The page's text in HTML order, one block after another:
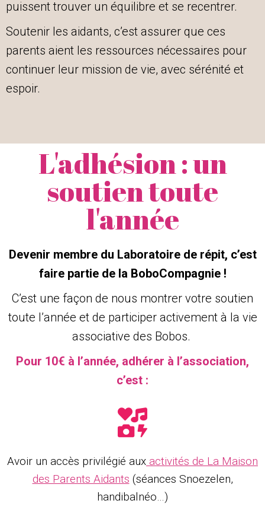
puissent trouver un équilibre et se recentrer.
Soutenir les aidants, c’est assurer que ces
parents aient les ressources nécessaires pour
continuer leur mission de vie, avec sérénité et
espoir.
L'adhésion : un
soutien toute
l'année
Devenir membre du Laboratoire de répit, c’est
faire partie de la BoboCompagnie !
C’est une façon de nous montrer votre soutien
toute l’année et de participer activement à la vie
associative des Bobos.
Pour 10€ à l’année, adhérer à l’association,
c’est :
Avoir un accès privilégié aux activités de La Maison
des Parents Aidants (séances Snoezelen,
handibalnéo…)